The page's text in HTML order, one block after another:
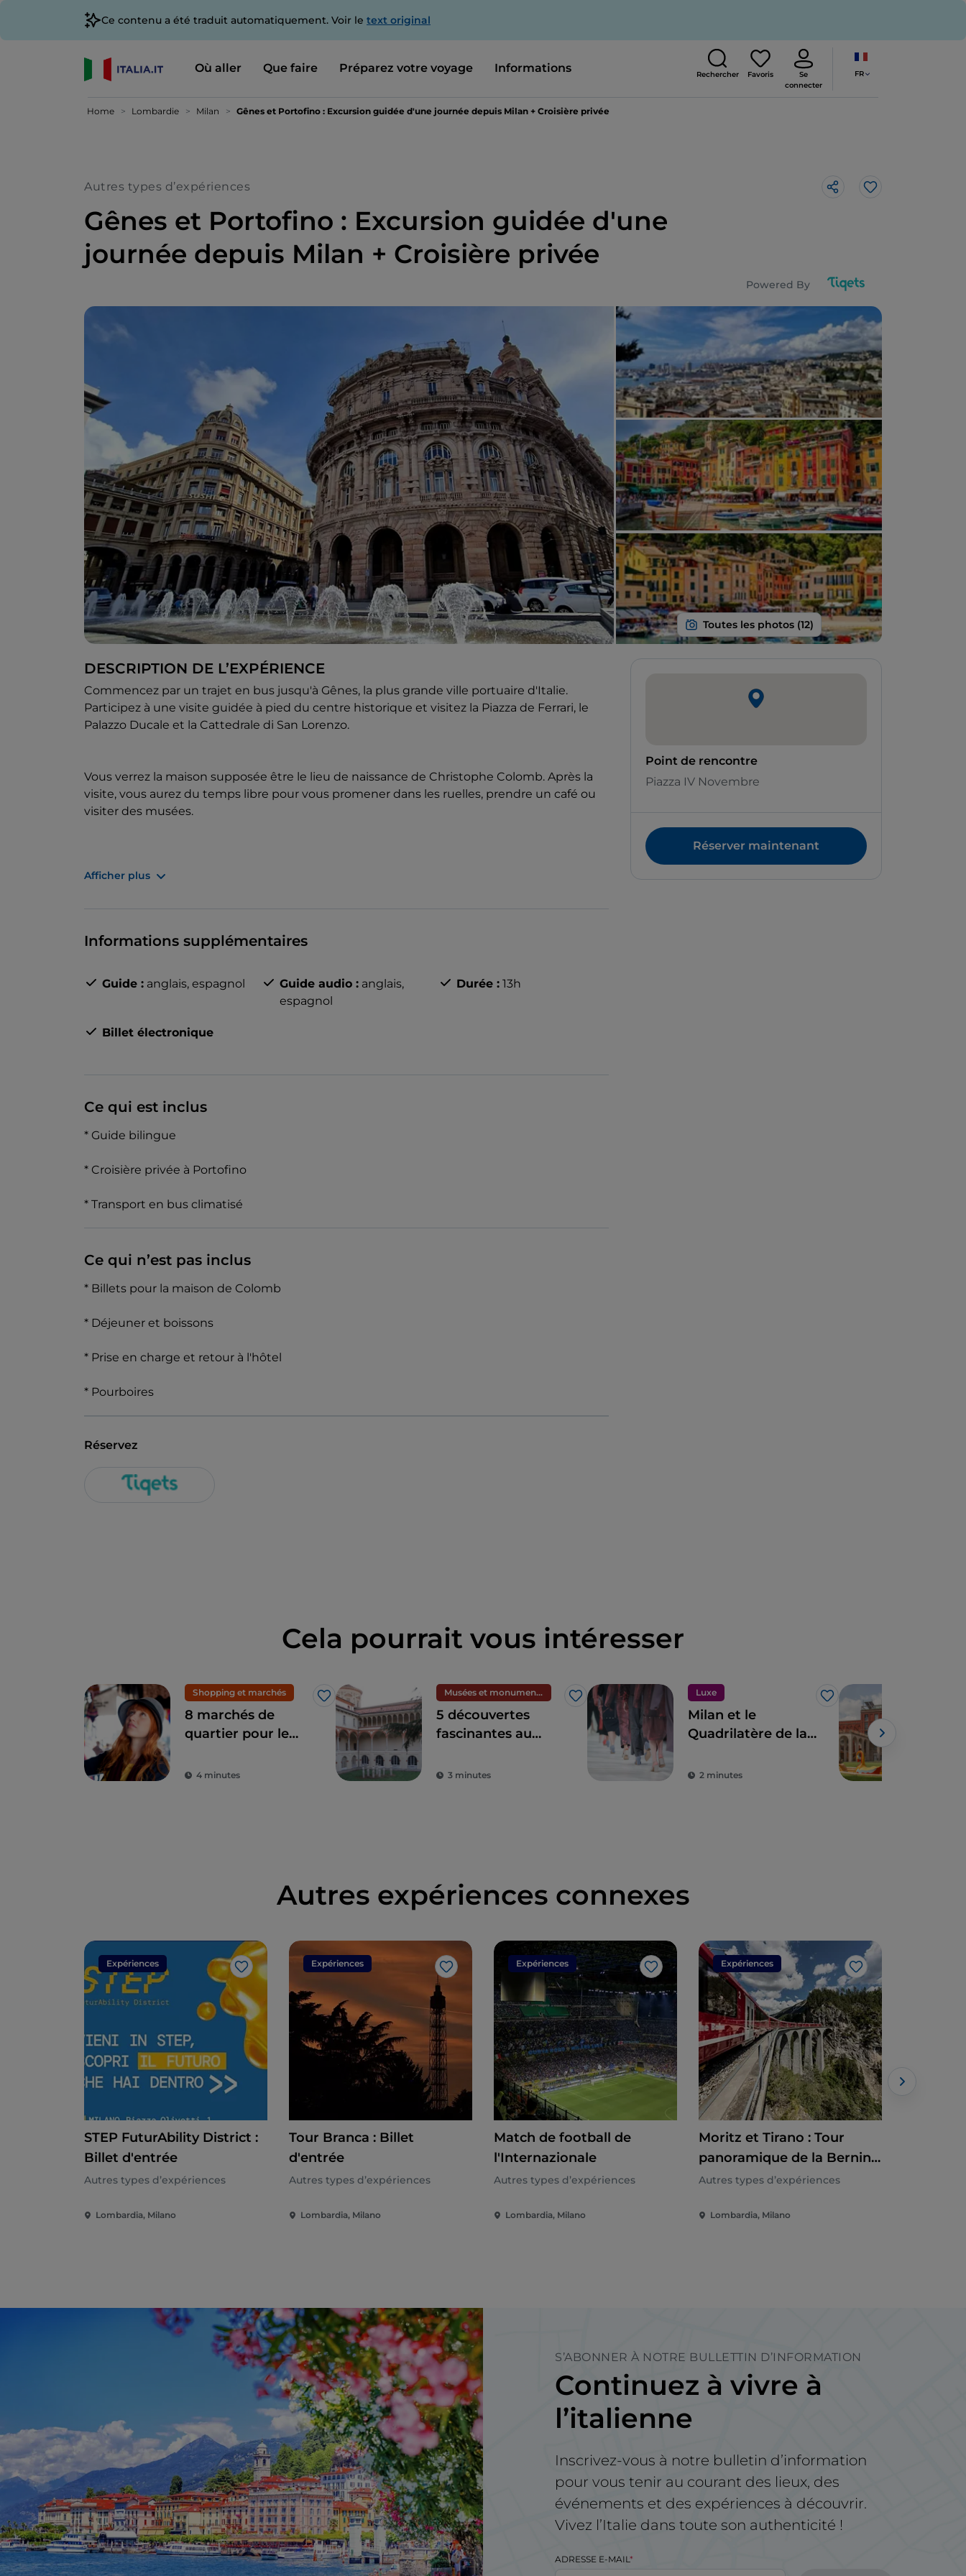
Ce contenu a été traduit automatiquement. Voir le text original
Où aller Que faire Préparez votre voyage Informations Rechercher Favoris
Se
connecter
FR
Home Lombardie Milan Gênes et Portofino : Excursion guidée d'une journée depuis Milan + Croisière privée
Autres types d’expériences
Gênes et Portofino : Excursion guidée d'une
journée depuis Milan + Croisière privée
Powered By
J’aime
DESCRIPTION DE L’EXPÉRIENCE
Commencez par un trajet en bus jusqu'à Gênes, la plus grande ville portuaire d'Italie.
Participez à une visite guidée à pied du centre historique et visitez la Piazza de Ferrari, le
Palazzo Ducale et la Cattedrale di San Lorenzo.
Vous verrez la maison supposée être le lieu de naissance de Christophe Colomb. Après la
visite, vous aurez du temps libre pour vous promener dans les ruelles, prendre un café ou
visiter des musées.
à Portofino. Admirez les maisons colorées, promenez-vous dans les rues, détendez-vous ou
Retour à Santa Margherita Ligure en bateau et retour à Milan.
Afficher plus
Informations supplémentaires
Guide : anglais, espagnol Guide audio : anglais,
espagnol
Durée : 13h
Billet électronique
Ce qui est inclus
* Guide bilingue
* Croisière privée à Portofino
* Transport en bus climatisé
Ce qui n’est pas inclus
* Billets pour la maison de Colomb
* Déjeuner et boissons
* Prise en charge et retour à l'hôtel
* Pourboires
Réservez
Point de rencontre
Piazza IV Novembre
Réserver maintenant
Cela pourrait vous intéresser
Shopping et marchés
J’aime
8 marchés de
quartier pour le
mode exclusive à
4 minutes
Musées et monuments
J’aime
5 découvertes
fascinantes au
sciences et de la
3 minutes
Luxe
J’aime
Milan et le
Quadrilatère de la
2 minutes
Autres expériences connexes
Expériences
J’aime
STEP FuturAbility District :
Billet d'entrée
Autres types d’expériences
Lombardia, Milano
Expériences
J’aime
Tour Branca : Billet
d'entrée
Autres types d’expériences
Lombardia, Milano
Expériences
J’aime
Match de football de
l'Internazionale
Autres types d’expériences
Lombardia, Milano
Expériences
J’aime
Moritz et Tirano : Tour
panoramique de la Bernina
Express depuis Milan
Autres types d’expériences
Lombardia, Milano
S’ABONNER À NOTRE BULLETTIN D’INFORMATION
Continuez à vivre à
l’italienne
Inscrivez-vous à notre bulletin d’information
pour vous tenir au courant des lieux, des
événements et des expériences à découvrir.
Vivez l’Italie dans toute son authenticité !
ADRESSE E-MAIL